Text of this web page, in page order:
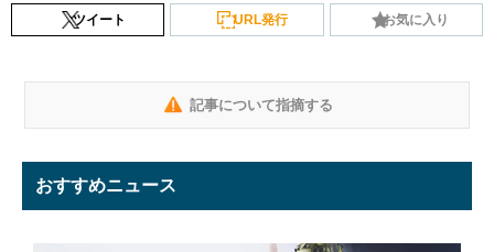
ツイート URL発行 お気に入り
記事について指摘する
おすすめニュース